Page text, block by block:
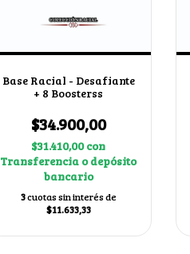
Base Racial - Desafiante
+ 8 Boosterss
$34.900,00
$31.410,00con
Transferencia o depósito
bancario
3cuotas sin interés de
$11.633,33